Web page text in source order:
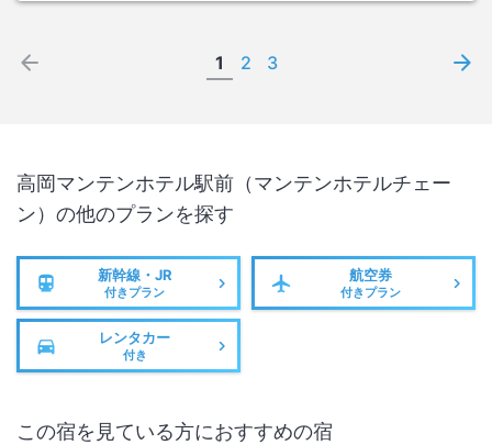
1 2 3
高岡マンテンホテル駅前（マンテンホテルチェー
ン） の他のプランを探す
新幹線・JR
付きプラン
航空券
付きプラン
レンタカー
付き
この宿を見ている方におすすめの宿